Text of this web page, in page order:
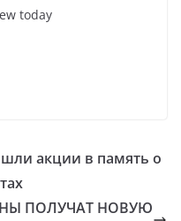
today
акции в память о
ПОЛУЧАТ НОВУЮ